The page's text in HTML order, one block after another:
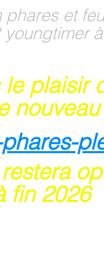
phares et
youngtimer
le plaisir
2026